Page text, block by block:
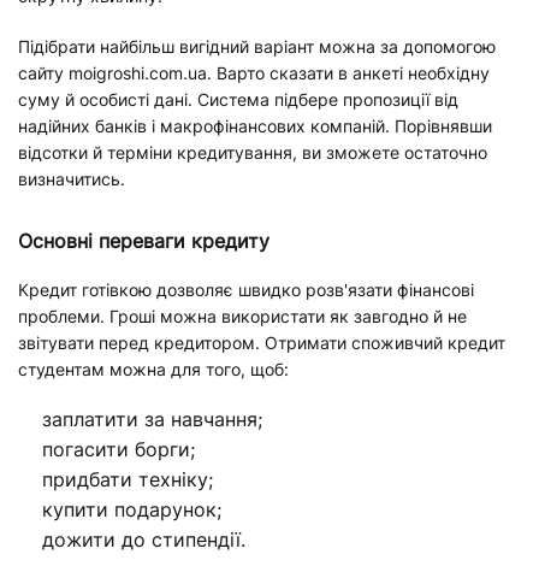
Підібрати найбільш вигідний варіант можна за допомогою
сайту moigroshi.com.ua. Варто сказати в анкеті необхідну
суму й особисті дані. Система підбере пропозиції від
надійних банків і макрофінансових компаній. Порівнявши
відсотки й терміни кредитування, ви зможете остаточно
визначитись.
Основні переваги кредиту
Кредит готівкою дозволяє швидко розв'язати фінансові
проблеми. Гроші можна використати як завгодно й не
звітувати перед кредитором. Отримати споживчий кредит
студентам можна для того, щоб:
заплатити за навчання;
погасити борги;
придбати техніку;
купити подарунок;
дожити до стипендії.